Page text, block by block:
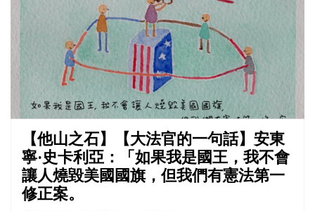
【他山之石】【大法官的一句話】安東
寧·史卡利亞：「如果我是國王，我不會
讓人燒毀美國國旗，但我們有憲法第一
修正案。